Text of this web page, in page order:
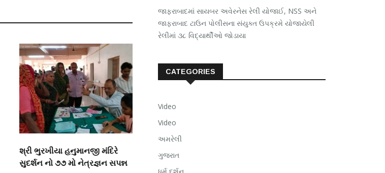
શ્રી ભુરખીયા હનુમાનજી મંદિરે
સુદર્શન નો ૭૭ મો નેત્રજ્ઞન સપન્ન
જાફરાબાદમાં સાયબર અવેરનેસ રેલી યોજાઈ, NSS અને
જાફરાબાદ ટાઉન પોલીસના સંયુક્ત ઉપક્રમે યોજાયેલી
રેલીમાં ૩૮ વિદ્યાર્થીઓ જોડાયા
CATEGORIES
Video
Video
અમરેલી
ગુજરાત